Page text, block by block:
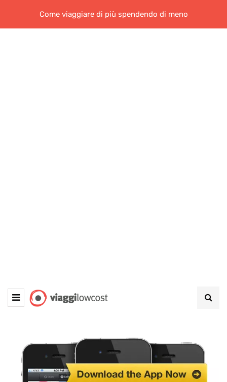
Come viaggiare di più spendendo di meno